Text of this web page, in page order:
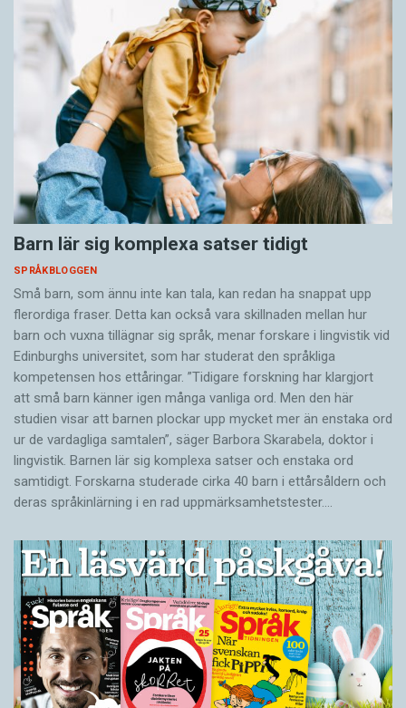
Barn lär sig komplexa satser tidigt
SPRÅKBLOGGEN
Små barn, som ännu inte kan tala, kan redan ha snappat upp
flerordiga fraser. Detta kan också vara skillnaden mellan hur
barn och vuxna tillägnar sig språk, menar forskare i lingvistik vid
Edinburghs universitet, som har studerat den språkliga
kompetensen hos ettåringar. ”Tidigare forskning har klargjort
att små barn känner igen många vanliga ord. Men den här
studien visar att barnen plockar upp mycket mer än enstaka ord
ur de vardagliga samtalen”, säger Barbora Skarabela, doktor i
lingvistik. Barnen lär sig komplexa satser och enstaka ord
samtidigt. Forskarna studerade cirka 40 barn i ettårsåldern och
deras språkinlärning i en rad uppmärksamhetstester.…